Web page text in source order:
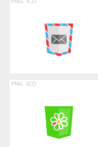
PNG ICO